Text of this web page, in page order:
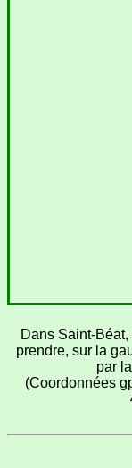
Dans Saint-
prendre, sur la
par
(Coordonnées